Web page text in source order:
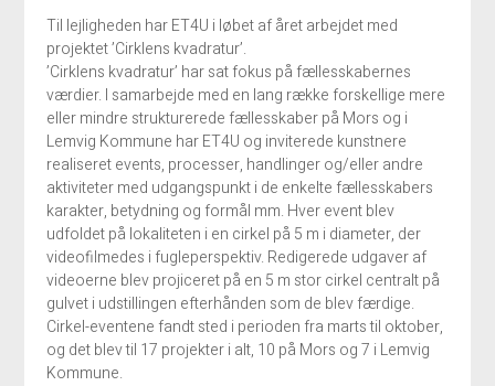
Til lejligheden har ET4U i løbet af året arbejdet med
projektet ’Cirklens kvadratur’.
’Cirklens kvadratur’ har sat fokus på fællesskabernes
værdier. I samarbejde med en lang række forskellige mere
eller mindre strukturerede fællesskaber på Mors og i
Lemvig Kommune har ET4U og inviterede kunstnere
realiseret events, processer, handlinger og/eller andre
aktiviteter med udgangspunkt i de enkelte fællesskabers
karakter, betydning og formål mm. Hver event blev
udfoldet på lokaliteten i en cirkel på 5 m i diameter, der
videofilmedes i fugleperspektiv. Redigerede udgaver af
videoerne blev projiceret på en 5 m stor cirkel centralt på
gulvet i udstillingen efterhånden som de blev færdige.
Cirkel-eventene fandt sted i perioden fra marts til oktober,
og det blev til 17 projekter i alt, 10 på Mors og 7 i Lemvig
Kommune.